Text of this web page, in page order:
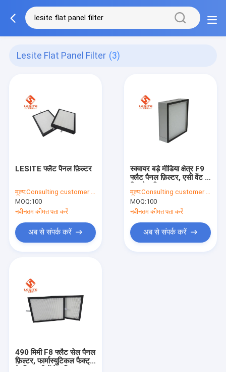
Lesite Flat Panel Filter (3)
LESITE फ्लैट पैनल फ़िल्टर
मूल्य:Consulting customer service
MOQ:100
नवीनतम कीमत पता करें
अब से संपर्क करें
स्क्वायर बड़े मीडिया क्षेत्र F9
फ्लैट पैनल फ़िल्टर, एसी वेंट के
मूल्य:Consulting customer service
MOQ:100
नवीनतम कीमत पता करें
अब से संपर्क करें
490 मिमी F8 फ्लैट सेल पैनल
फ़िल्टर, फार्मास्युटिकल फैक्ट्री